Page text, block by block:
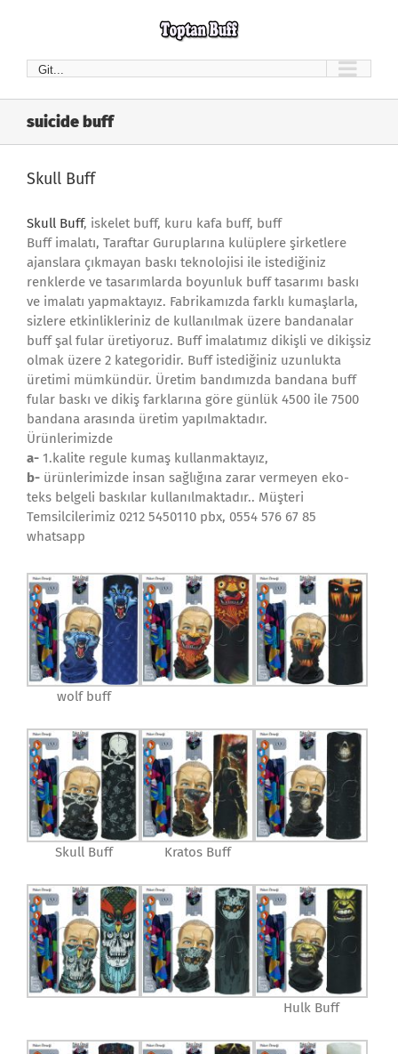
Git...
suicide buff
Skull Buff
Skull Buff, iskelet buff, kuru kafa buff, buff
Buff imalatı, Taraftar Guruplarına kulüplere şirketlere
ajanslara çıkmayan baskı teknolojisi ile istediğiniz
renklerde ve tasarımlarda boyunluk buff tasarımı baskı
ve imalatı yapmaktayız. Fabrikamızda farklı kumaşlarla,
sizlere etkinlikleriniz de kullanılmak üzere bandanalar
buff şal fular üretiyoruz. Buff imalatımız dikişli ve dikişsiz
olmak üzere 2 kategoridir. Buff istediğiniz uzunlukta
üretimi mümkündür. Üretim bandımızda bandana buff
fular baskı ve dikiş farklarına göre günlük 4500 ile 7500
bandana arasında üretim yapılmaktadır.
Ürünlerimizde
a- 1.kalite regule kumaş kullanmaktayız,
b- ürünlerimizde insan sağlığına zarar vermeyen eko-
teks belgeli baskılar kullanılmaktadır.. Müşteri
Temsilcilerimiz 0212 5450110 pbx, 0554 576 67 85
whatsapp
wolf buff
Skull Buff Kratos Buff
Hulk Buff